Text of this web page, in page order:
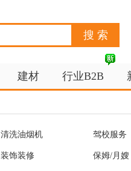
建材 行业B2B
清洗油烟机 驾校服务
装饰装修 保姆/月嫂